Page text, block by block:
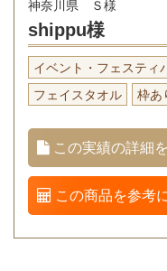
神奈川県 Ｓ様
shippu様
イベント・フェスティ
フェイスタオル
枠あ
この実績の詳細
この商品を参考